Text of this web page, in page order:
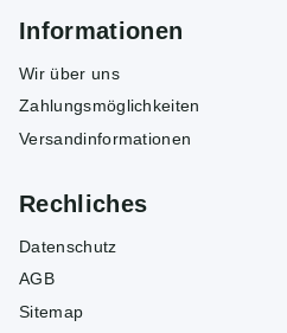
Informationen
Wir über uns
Zahlungsmöglichkeiten
Versandinformationen
Rechliches
Datenschutz
AGB
Sitemap